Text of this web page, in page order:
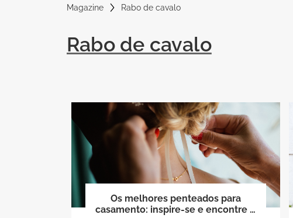
Magazine Rabo de cavalo
Rabo de cavalo
Os melhores penteados para
casamento: inspire-se e encontre o